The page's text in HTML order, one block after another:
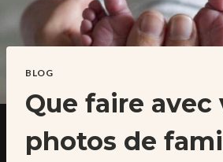
BLOG
Que faire avec
photos de